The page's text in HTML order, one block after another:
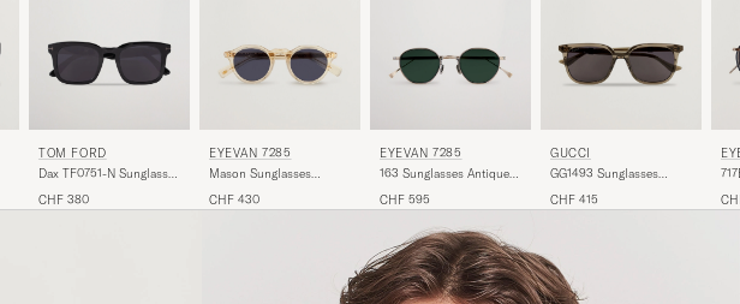
TOM FORD
Dax TF0751-N Sunglasses
CHF 380
EYEVAN 7285
Mason Sunglasses
CHF 430
EYEVAN 7285
163 Sunglasses Antique
CHF 595
GUCCI
GG1493 Sunglasses
CHF 415